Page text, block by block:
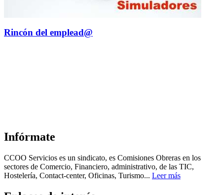
Rincón del emplead@
Infórmate
CCOO Servicios es un sindicato, es Comisiones Obreras en los
sectores de Comercio, Financiero, administrativo, de las TIC,
Hostelería, Contact-center, Oficinas, Turismo... Leer más